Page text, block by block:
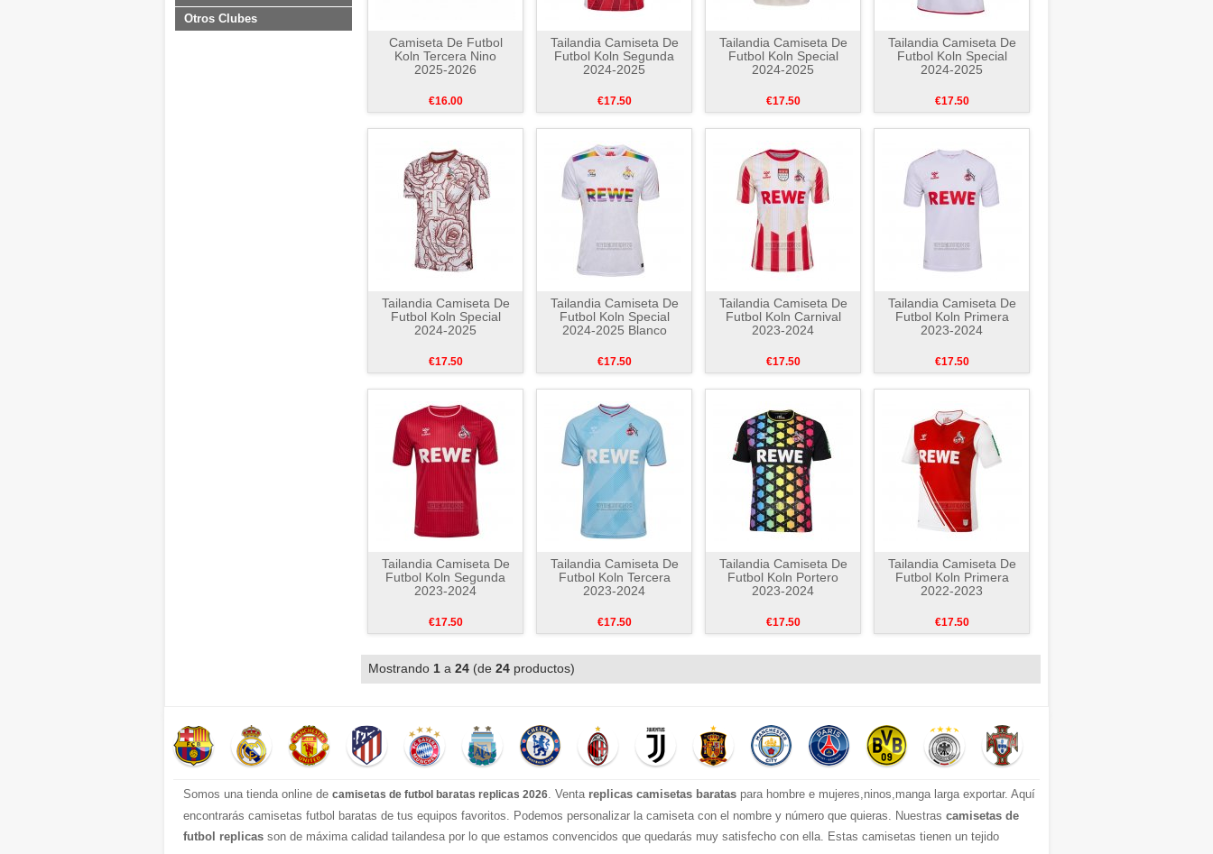
Otros Clubes
Camiseta De Futbol
Koln Tercera Nino
2025-2026
€16.00
Tailandia Camiseta De
Futbol Koln Segunda
2024-2025
€17.50
Tailandia Camiseta De
Futbol Koln Special
2024-2025
€17.50
Tailandia Camiseta De
Futbol Koln Special
2024-2025
€17.50
Tailandia Camiseta De
Futbol Koln Special
2024-2025
€17.50
Tailandia Camiseta De
Futbol Koln Special
2024-2025 Blanco
€17.50
Tailandia Camiseta De
Futbol Koln Carnival
2023-2024
€17.50
Tailandia Camiseta De
Futbol Koln Primera
2023-2024
€17.50
Tailandia Camiseta De
Futbol Koln Segunda
2023-2024
€17.50
Tailandia Camiseta De
Futbol Koln Tercera
2023-2024
€17.50
Tailandia Camiseta De
Futbol Koln Portero
2023-2024
€17.50
Tailandia Camiseta De
Futbol Koln Primera
2022-2023
€17.50
Mostrando 1 a 24 (de 24 productos)
Somos una tienda online de camisetas de futbol baratas replicas 2026. Venta replicas camisetas baratas para hombre e mujeres,ninos,manga larga exportar. Aquí
encontrarás camisetas futbol baratas de tus equipos favoritos. Podemos personalizar la camiseta con el nombre y número que quieras. Nuestras camisetas de
futbol replicas son de máxima calidad tailandesa por lo que estamos convencidos que quedarás muy satisfecho con ella. Estas camisetas tienen un tejido